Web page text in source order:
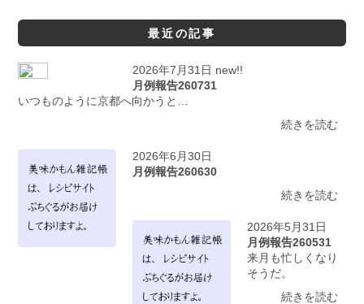
最近の記事
2026年7月31日 new!!
月例報告260731
いつものように京都へ向かうと…
続きを読む
2026年6月30日
月例報告260630
続きを読む
2026年5月31日
月例報告260531
来月も忙しくなり
そうだ。
続きを読む